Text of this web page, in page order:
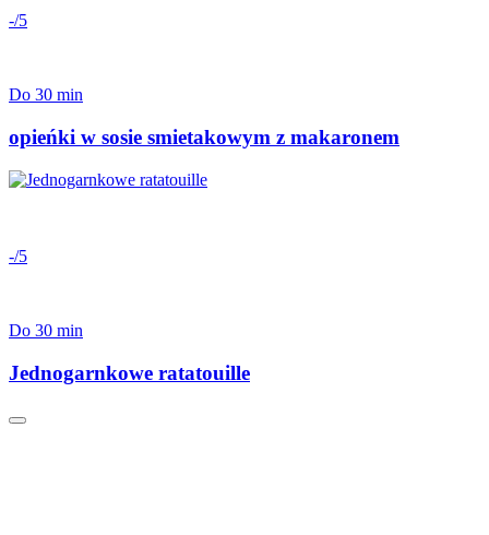
-/5
Do 30 min
opieńki w sosie smietakowym z makaronem
-/5
Do 30 min
Jednogarnkowe ratatouille